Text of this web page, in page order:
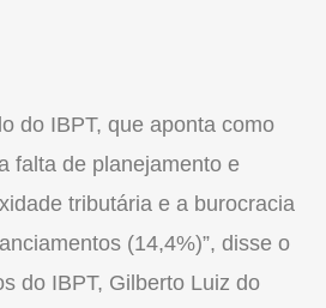
do IBPT, que aponta como
falta de planejamento e
tributária e a burocracia
(14,4%)”, disse o
do IBPT, Gilberto Luiz do